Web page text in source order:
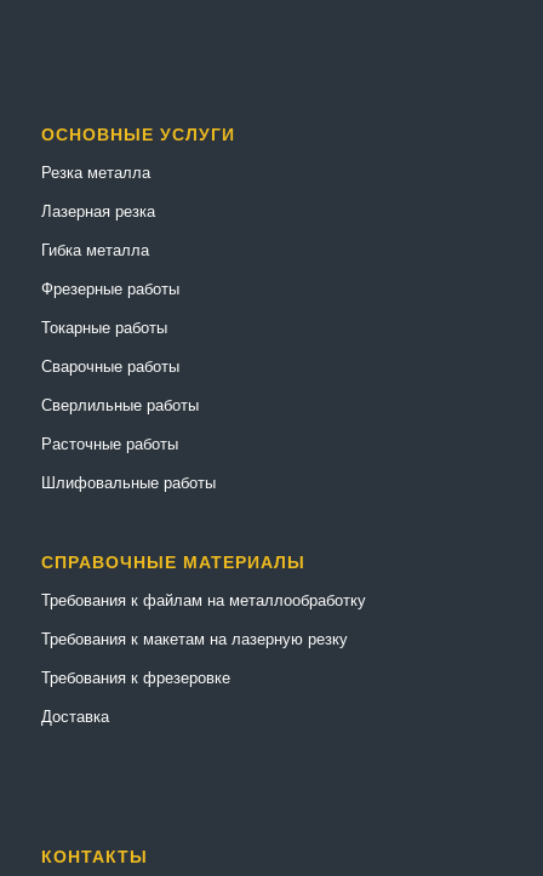
ОСНОВНЫЕ УСЛУГИ
Резка металла
Лазерная резка
Гибка металла
Фрезерные работы
Токарные работы
Сварочные работы
Сверлильные работы
Расточные работы
Шлифовальные работы
СПРАВОЧНЫЕ МАТЕРИАЛЫ
Требования к файлам на металлообработку
Требования к макетам на лазерную резку
Требования к фрезеровке
Доставка
КОНТАКТЫ